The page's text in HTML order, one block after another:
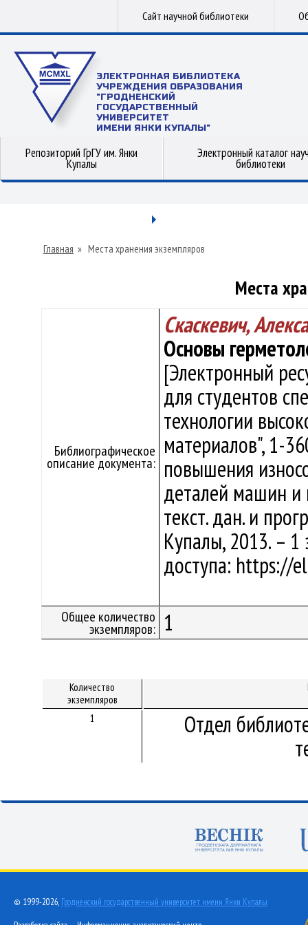
Сайт научной библиотеки
ЭЛЕКТРОННАЯ БИБЛИОТЕКА
УЧРЕЖДЕНИЯ ОБРАЗОВАНИЯ
"ГРОДНЕНСКИЙ
ГОСУДАРСТВЕННЫЙ
УНИВЕРСИТЕТ
ИМЕНИ ЯНКИ КУПАЛЫ"
Репозиторий ГрГУ им. Янки
Купалы
Электронный каталог
библиотеки
Главная » Места хранения экземпляров
Места
Библиографическое
описание документа:
Скаскевич,
Основы
[Электронный
для студентов
технологии
материалов", 1-
повышения
деталей машин и
текст. дан. и
Купалы, 2013. – 1
доступа: https://
Общее количество
экземпляров: 1
Количество
экземпляров
1
Отдел
© 1999-2026, Гродненский государственный университет имени Янки Купалы